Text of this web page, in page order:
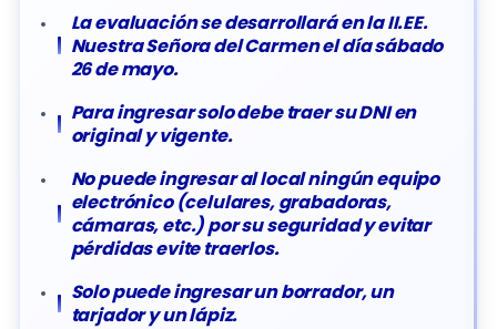
La evaluación se desarrollará en la II.EE.
Nuestra Señora del Carmen el día sábado
26 de mayo.
Para ingresar solo debe traer su DNI en
original y vigente.
No puede ingresar al local ningún equipo
electrónico (celulares, grabadoras,
cámaras, etc.) por su seguridad y evitar
pérdidas evite traerlos.
Solo puede ingresar un borrador, un
tarjador y un lápiz.